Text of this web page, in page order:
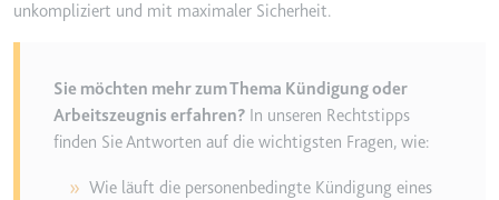
unkompliziert und mit maximaler Sicherheit.
Sie möchten mehr zum Thema Kündigung oder
Arbeitszeugnis erfahren? In unseren Rechtstipps
finden Sie Antworten auf die wichtigsten Fragen, wie:
Wie läuft die personenbedingte Kündigung eines